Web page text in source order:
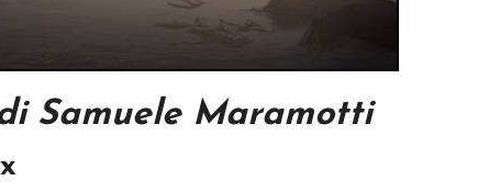
Samuele Maramotti